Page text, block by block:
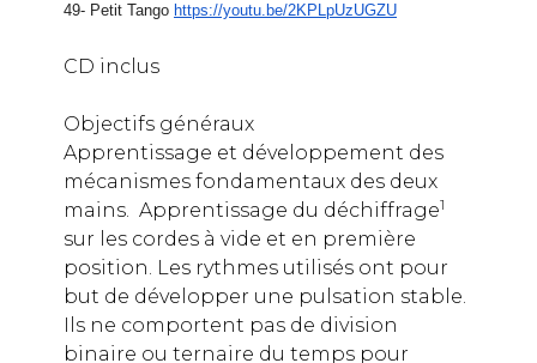
49- Petit Tango https://youtu.be/2KPLpUzUGZU
CD inclus
Objectifs généraux
Apprentissage et développement des
mécanismes fondamentaux des deux
mains. Apprentissage du déchiffrage1
sur les cordes à vide et en première
position. Les rythmes utilisés ont pour
but de développer une pulsation stable.
Ils ne comportent pas de division
binaire ou ternaire du temps pour